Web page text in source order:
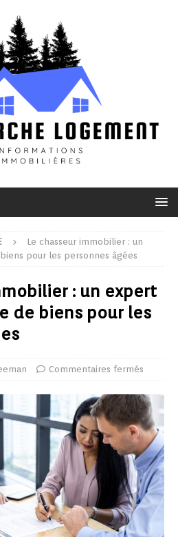
Le chasseur immobilier : un
pour les personnes âgées
: un expert
de biens pour les
Commentaires fermés